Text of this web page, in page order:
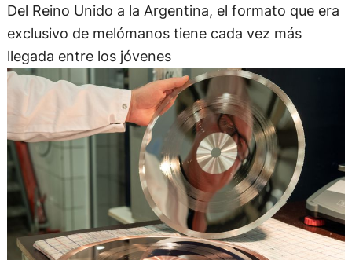
Del Reino Unido a la Argentina, el formato que era
exclusivo de melómanos tiene cada vez más
llegada entre los jóvenes